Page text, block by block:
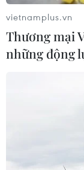
thành quốc gia
thải ròng bằng
vietnamplus.vn
Thương mại
những động